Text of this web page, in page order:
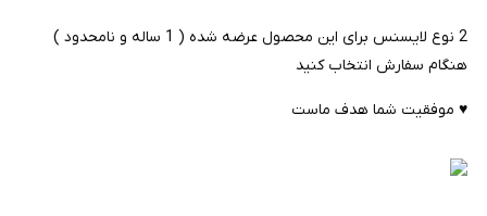
2 نوع لایسنس برای این محصول عرضه شده ( 1 ساله و نامحدود )
هنگام سفارش انتخاب کنید
♥ موفقیت شما هدف ماست